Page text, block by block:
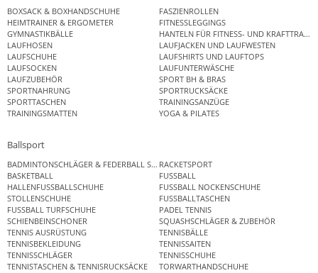
BOXSACK & BOXHANDSCHUHE
FASZIENROLLEN
HEIMTRAINER & ERGOMETER
FITNESSLEGGINGS
GYMNASTIKBÄLLE
HANTELN FÜR FITNESS- UND
LAUFHOSEN
LAUFJACKEN UND LAUFWESTEN
LAUFSCHUHE
LAUFSHIRTS UND LAUFTOPS
LAUFSOCKEN
LAUFUNTERWÄSCHE
LAUFZUBEHÖR
SPORT BH & BRAS
SPORTNAHRUNG
SPORTRUCKSÄCKE
SPORTTASCHEN
TRAININGSANZÜGE
TRAININGSMATTEN
YOGA & PILATES
Ballsport
BADMINTONSCHLÄGER & FEDERBALL SETSRACKETSPORT
BASKETBALL
FUSSBALL
HALLENFUSSBALLSCHUHE
FUSSBALL NOCKENSCHUHE
STOLLENSCHUHE
FUSSBALLTASCHEN
FUSSBALL TURFSCHUHE
PADEL TENNIS
SCHIENBEINSCHONER
SQUASHSCHLÄGER & ZUBEHÖR
TENNIS AUSRÜSTUNG
TENNISBÄLLE
TENNISBEKLEIDUNG
TENNISSAITEN
TENNISSCHLÄGER
TENNISSCHUHE
TENNISTASCHEN & TENNISRUCKSÄCKE
TORWARTHANDSCHUHE